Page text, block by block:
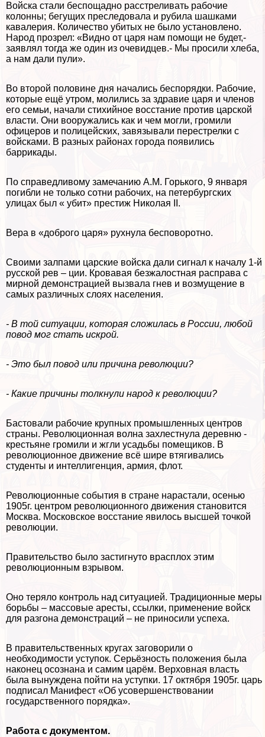
Войска стали беспощадно расстреливать рабочие
колонны; бегущих преследовала и рубила шашками
кавалерия. Количество убитых не было установлено.
Народ прозрел: «Видно от царя нам помощи не будет,-
заявлял тогда же один из очевидцев.- Мы просили хлеба,
а нам дали пули».
Во второй половине дня начались беспорядки. Рабочие,
которые ещё утром, молились за здравие царя и члeнов
его семьи, начали стихийное восстание против царской
власти. Они вооружались как и чем могли, громили
офицеров и полицейских, завязывали перестрелки с
войсками. В разных районах города появились
баррикады.
По справедливому замечанию А.М. Горького, 9 января
погибли не только сотни рабочих, на петербургских
улицах был « убит» престиж Николая II.
Вера в «доброго царя» рухнула бесповоротно.
Своими залпами царские войска дали сигнал к началу 1-й
русской рев – ции. Кровавая безжалостная расправа с
мирной демонстрацией вызвала гнев и возмущение в
самых различных слоях населения.
- В той ситуации, которая сложилась в России, любой
повод мог стать искрой.
- Это был повод или причина революции?
- Какие причины толкнули народ к революции?
Бастовали рабочие крупных промышленных центров
страны. Революционная волна захлестнула деревню -
крестьяне громили и жгли усадьбы помещиков. В
революционное движение всё шире втягивались
студенты и интеллигенция, армия, флот.
Революционные события в стране нарастали, осенью
1905г. центром революционного движения становится
Москва. Московское восстание явилось высшей точкой
революции.
Правительство было застигнуто врасплох этим
революционным взрывом.
Оно теряло контроль над ситуацией. Традиционные меры
борьбы – массовые аресты, ссылки, применение войск
для разгона демонстраций – не приносили успеха.
В правительственных кругах заговорили о
необходимости уступок. Серьёзность положения была
наконец осознана и самим царём. Верховная власть
была вынуждена пойти на уступки. 17 октября 1905г. царь
подписал Манифест «Об усовершенствовании
государственного порядка».
Работа с документом.